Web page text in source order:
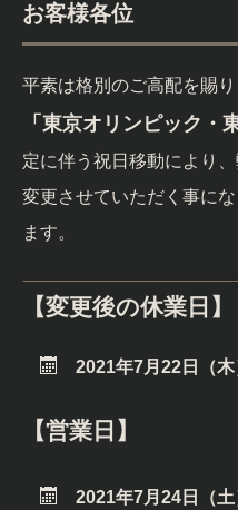
お客様各位
平素は格別のご高配を賜
「東京オリンピック・
定に伴う祝日移動により
変更させていただく事に
ます。
【変更後の休業日】
2021年7月22日（木
【営業日】
2021年7月24日（土